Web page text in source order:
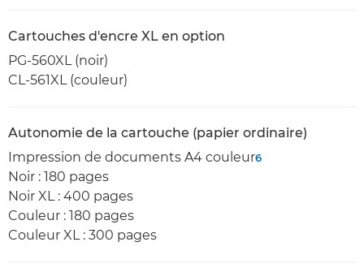
Cartouches d'encre XL en option
PG-560XL (noir)
CL-561XL (couleur)
Autonomie de la cartouche (papier ordinaire)
Impression de documents A4 couleur6
Noir : 180 pages
Noir XL : 400 pages
Couleur : 180 pages
Couleur XL : 300 pages